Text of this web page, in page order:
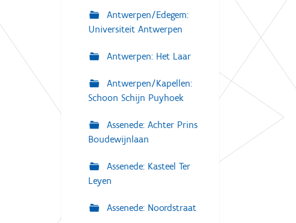
Antwerpen/Edegem:
Universiteit Antwerpen
Antwerpen: Het Laar
Antwerpen/Kapellen:
Schoon Schijn Puyhoek
Assenede: Achter Prins
Boudewijnlaan
Assenede: Kasteel Ter
Leyen
Assenede: Noordstraat